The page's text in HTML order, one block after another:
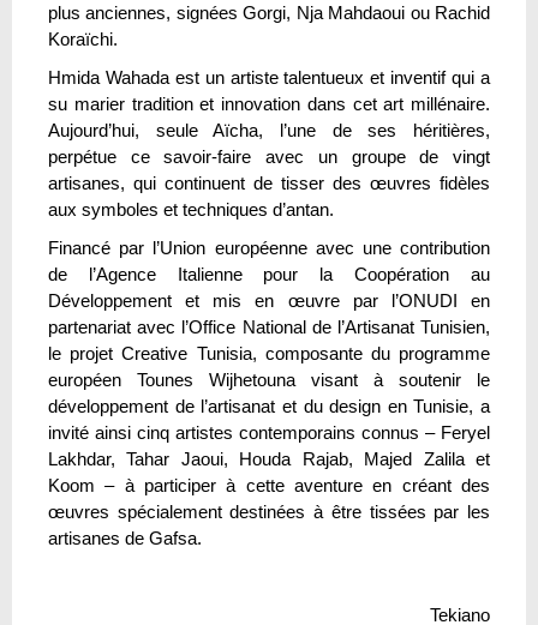
plus anciennes, signées Gorgi, Nja Mahdaoui ou Rachid
Koraïchi.
Hmida Wahada est un artiste talentueux et inventif qui a
su marier tradition et innovation dans cet art millénaire.
Aujourd’hui, seule Aïcha, l’une de ses héritières,
perpétue ce savoir-faire avec un groupe de vingt
artisanes, qui continuent de tisser des œuvres fidèles
aux symboles et techniques d’antan.
Financé par l’Union européenne avec une contribution
de l’Agence Italienne pour la Coopération au
Développement et mis en œuvre par l’ONUDI en
partenariat avec l’Office National de l’Artisanat Tunisien,
le projet Creative Tunisia, composante du programme
européen Tounes Wijhetouna visant à soutenir le
développement de l’artisanat et du design en Tunisie, a
invité ainsi cinq artistes contemporains connus – Feryel
Lakhdar, Tahar Jaoui, Houda Rajab, Majed Zalila et
Koom – à participer à cette aventure en créant des
œuvres spécialement destinées à être tissées par les
artisanes de Gafsa.
Tekiano